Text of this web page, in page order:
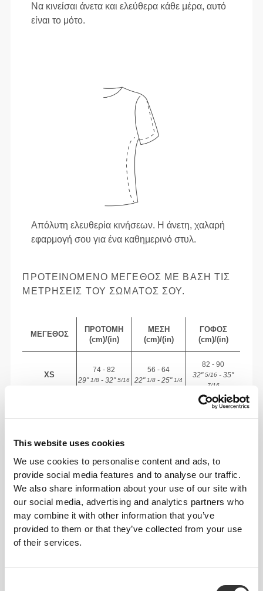
This website uses cookies
We use cookies to personalise content and ads, to
provide social media features and to analyse our traffic.
We also share information about your use of our site with
our social media, advertising and analytics partners who
may combine it with other information that you’ve
provided to them or that they’ve collected from your use
of their services.
Να κινείσαι άνετα και ελεύθερα κάθε μέρα, αυτό
είναι το μότο.
Απόλυτη ελευθερία κινήσεων. Η άνετη, χαλαρή
εφαρμογή σου για ένα καθημερινό στυλ.
ΠΡΟΤΕΙΝΌΜΕΝΟ ΜΈΓΕΘΟΣ ΜΕ ΒΆΣΗ ΤΙΣ
ΜΕΤΡΉΣΕΙΣ ΤΟΥ ΣΏΜΑΤΌΣ ΣΟΥ.
ΜΈΓΕΘΟΣ
ΠΡΟΤΟΜΉ
(cm)/(in)
ΜΈΣΗ
(cm)/(in)
ΓΟΦΌΣ
(cm)/(in)
XS
74 - 82
29"1/8 - 32"5/16
56 - 64
22"1/8 - 25"1/4
82 - 90
32"5/16 - 35"
7/16
S
64 - 72
90 - 98
M
7/16
72 - 80
98 - 106
5/8
L
98 - 108
38"5/8- 41"3/4
80 - 88
31"1/2- 34"5/8
106 - 116
41"3/4- 45" 3/4
XL
108 - 118
88 - 96
116 - 126